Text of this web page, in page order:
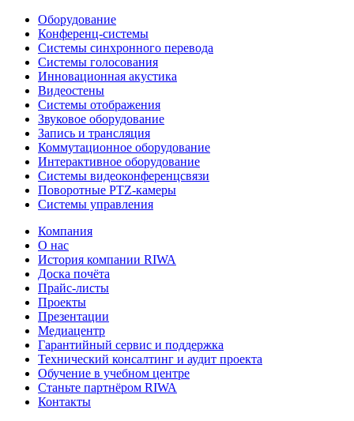
Оборудование
Конференц-системы
Системы синхронного перевода
Системы голосования
Инновационная акустика
Видеостены
Системы отображения
Звуковое оборудование
Запись и трансляция
Коммутационное оборудование
Интерактивное оборудование
Системы видеоконференцсвязи
Поворотные PTZ-камеры
Системы управления
Компания
О нас
История компании RIWA
Доска почёта
Прайс-листы
Проекты
Презентации
Медиацентр
Гарантийный сервис и поддержка
Технический консалтинг и аудит проекта
Обучение в учебном центре
Станьте партнёром RIWA
Контакты